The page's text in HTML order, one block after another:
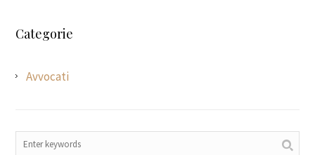
Categorie
Avvocati